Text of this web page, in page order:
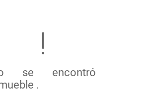
se encontró
.